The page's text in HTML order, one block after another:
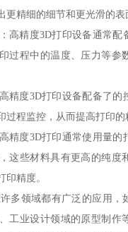
更精细的细节和更光滑的表
高精度3D打印设备通常配
过程中的温度、压力等参
精度3D打印设备配备了的
过程监控，从而提高打印的
精度3D打印通常使用量的
这些材料具有更高的纯度
印精度。
多领域都有广泛的应用，
工业设计领域的原型制作